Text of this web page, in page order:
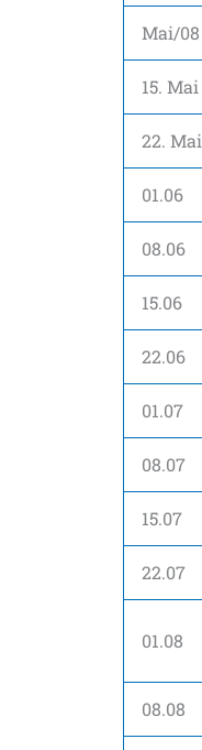
Mai/08
15. Mai
22. Mai
01.06
08.06
15.06
22.06
01.07
08.07
15.07
22.07
01.08
08.08